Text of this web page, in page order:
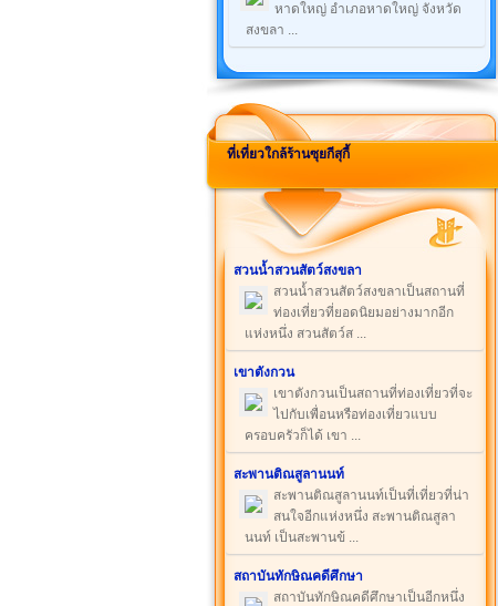
หาดใหญ่ อำเภอหาดใหญ่ จังหวัด
สงขลา ...
ที่เที่ยวใกล้ร้านซุยกีสุกี้
สวนน้ำสวนสัตว์สงขลา
สวนน้ำสวนสัตว์สงขลาเป็นสถานที่
ท่องเที่ยวที่ยอดนิยมอย่างมากอีก
แห่งหนึ่ง สวนสัตว์ส ...
เขาตังกวน
เขาตังกวนเป็นสถานที่ท่องเที่ยวที่จะ
ไปกับเพื่อนหรือท่องเที่ยวแบบ
ครอบครัวก็ได้ เขา ...
สะพานติณสูลานนท์
สะพานติณสูลานนท์เป็นที่เที่ยวที่น่า
สนใจอีกแห่งหนึ่ง สะพานติณสูลา
นนท์ เป็นสะพานข้ ...
สถาบันทักษิณคดีศึกษา
สถาบันทักษิณคดีศึกษาเป็นอีกหนึ่ง